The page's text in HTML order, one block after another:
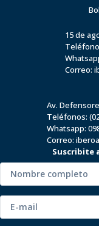
15 de
Correo:
Av.
Teléfonos:
Whatsapp:
Correo:
Suscribite